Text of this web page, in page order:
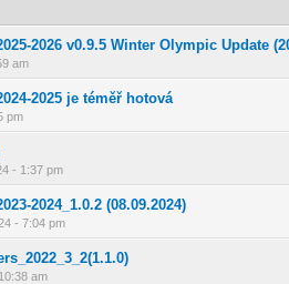
2026 v0.9.5 Winter Olympic Update
am
0 z 5 možných
12345
2025 je téměř hotová
pm
0 z 5 možných
12345
- 1:37 pm
0 z 5 možných
2024_1.0.2 (08.09.2024)
- 7:04 pm
0 z 5 možných
12345
am
0 z 5 možných
12345